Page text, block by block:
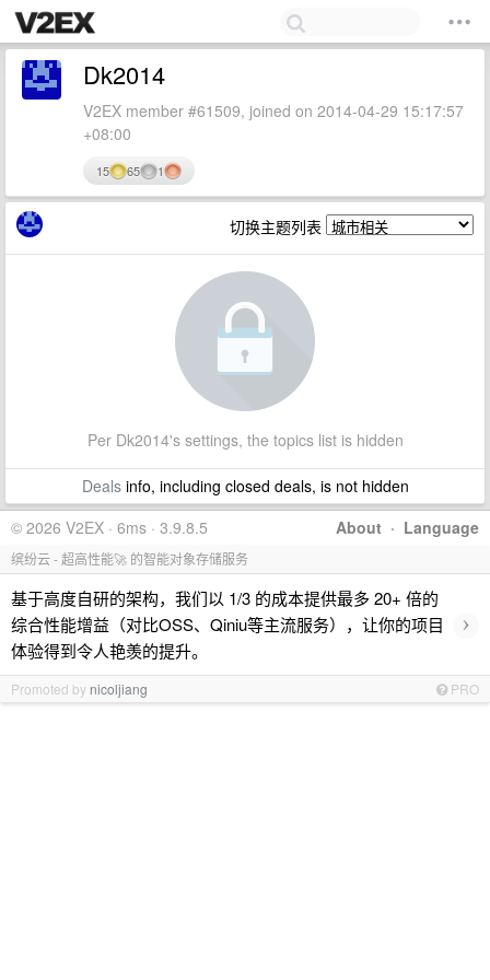
Dk2014
V2EX member #61509, joined on 2014-04-29 15:17:57
+08:00
15 65 1
切换主题列表
Per Dk2014's settings, the topics list is hidden
Dealsinfo, including closed deals, is not hidden
About · Language
© 2026 V2EX · 6ms · 3.9.8.5
缤纷云 - 超高性能🚀 的智能对象存储服务
基于高度自研的架构，我们以 1/3 的成本提供最多 20+ 倍的
综合性能增益（对比OSS、Qiniu等主流服务），让你的项目
体验得到令人艳羡的提升。
›
Promoted by nicoljiang PRO